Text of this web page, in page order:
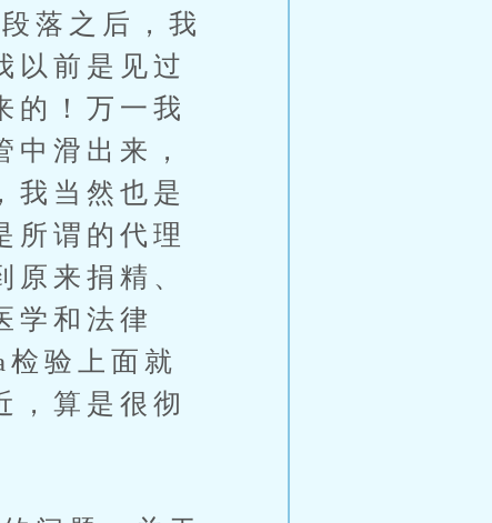
落之后，我
以前是见过
的！万一我
滑出来，
我当然也是
所谓的代理
来捐精、
学和法律
验上面就
，算是很彻